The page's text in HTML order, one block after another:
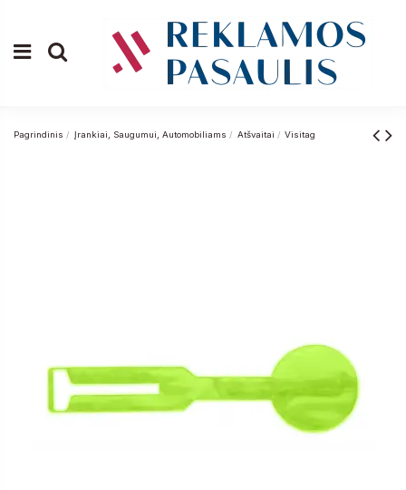
Pagrindinis Įrankiai, Saugumui, Automobiliams Atšvaitai Visitag